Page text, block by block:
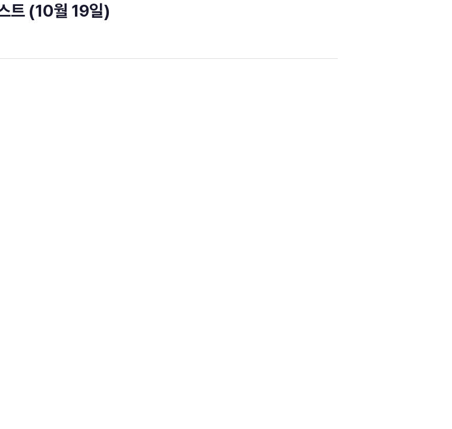
트 (10월 19일)